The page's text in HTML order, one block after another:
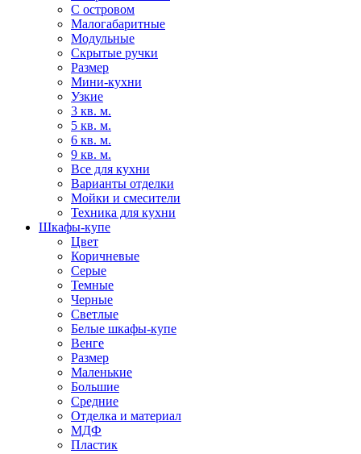
С островом
Малогабаритные
Модульные
Скрытые ручки
Размер
Мини-кухни
Узкие
3 кв. м.
5 кв. м.
6 кв. м.
9 кв. м.
Все для кухни
Варианты отделки
Мойки и смесители
Техника для кухни
Шкафы-купе
Цвет
Коричневые
Серые
Темные
Черные
Светлые
Белые шкафы-купе
Венге
Размер
Маленькие
Большие
Средние
Отделка и материал
МДФ
Пластик